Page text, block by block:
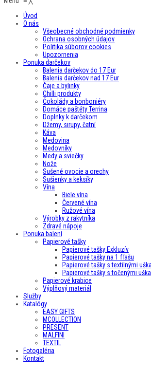
Úvod
O nás
Všeobecné obchodné podmienky
Ochrana osobných údajov
Politika súborov cookies
Upozornenia
Ponuka darčekov
Balenia darčekov do 17 Eur
Balenia darčekov nad 17 Eur
Čaje a bylinky
Chilli produkty
Čokolády a bonboniéry
Domáce paštéty Terrina
Doplnky k darčekom
Džemy, sirupy, čatní
Káva
Medovina
Medovníky
Medy a sviečky
Nože
Sušené ovocie a orechy
Sušienky a keksíky
Vína
Biele vína
Červené vína
Ružové vína
Výrobky z rakytníka
Zdravé nápoje
Ponuka balení
Papierové tašky
Papierové tašky Exkluzív
Papierové tašky na 1 fľašu
Papierové tašky s textilnými
Papierové tašky s točenými
Papierové krabice
Výplňový materiál
Služby
Katalógy
EASY GIFTS
MCOLLECTION
PRESENT
MALFINI
TEXTIL
Fotogaléria
Kontakt